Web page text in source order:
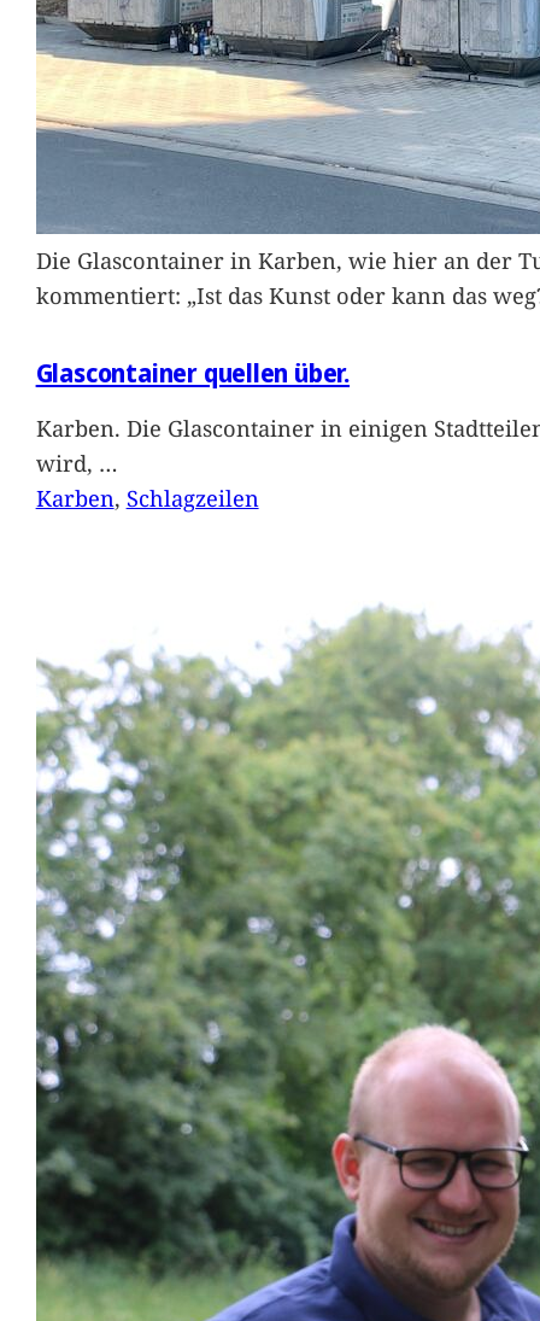
Die Glascontainer in Karben, wie hier an der
kommentiert: „Ist das Kunst oder kann das
Glascontainer quellen über.
Karben. Die Glascontainer in einigen
wird, …
Karben, Schlagzeilen